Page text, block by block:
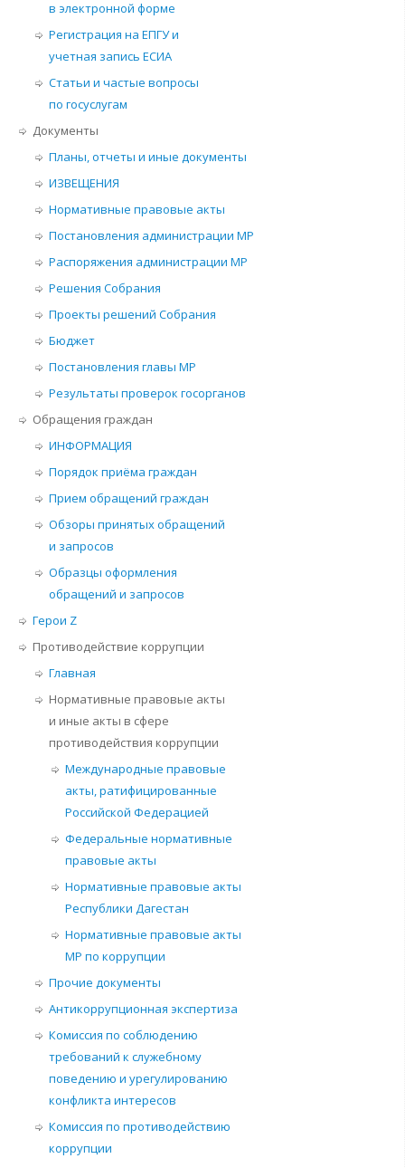
в электронной форме
Регистрация на ЕПГУ и
учетная запись ЕСИА
Статьи и частые вопросы
по госуслугам
Документы
Планы, отчеты и иные документы
ИЗВЕЩЕНИЯ
Нормативные правовые акты
Постановления администрации МР
Распоряжения администрации МР
Решения Собрания
Проекты решений Собрания
Бюджет
Постановления главы МР
Результаты проверок госорганов
Обращения граждан
ИНФОРМАЦИЯ
Порядок приёма граждан
Прием обращений граждан
Обзоры принятых обращений
и запросов
Образцы оформления
обращений и запросов
Герои Z
Противодействие коррупции
Главная
Нормативные правовые акты
и иные акты в сфере
противодействия коррупции
Международные правовые
акты, ратифицированные
Российской Федерацией
Федеральные нормативные
правовые акты
Нормативные правовые акты
Республики Дагестан
Нормативные правовые акты
МР по коррупции
Прочие документы
Антикоррупционная экспертиза
Комиссия по соблюдению
требований к служебному
поведению и урегулированию
конфликта интересов
Комиссия по противодействию
коррупции